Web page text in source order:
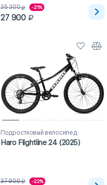
35 300 -21%
27 900
Подростковый велосипед
Haro Flightline 24 (2025)
37 900 -22%